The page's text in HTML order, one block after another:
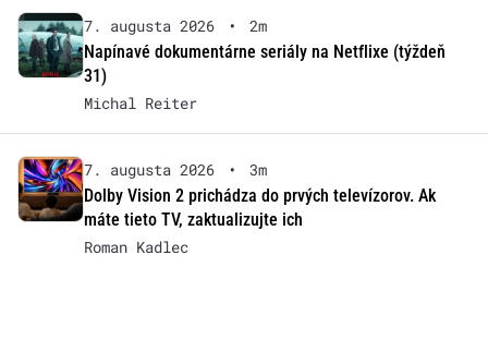
7. augusta 2026 •
2m
Napínavé dokumentárne seriály na Netflixe (týždeň
31)
Michal Reiter
7. augusta 2026 •
3m
Dolby Vision 2 prichádza do prvých televízorov. Ak
máte tieto TV, zaktualizujte ich
Roman Kadlec